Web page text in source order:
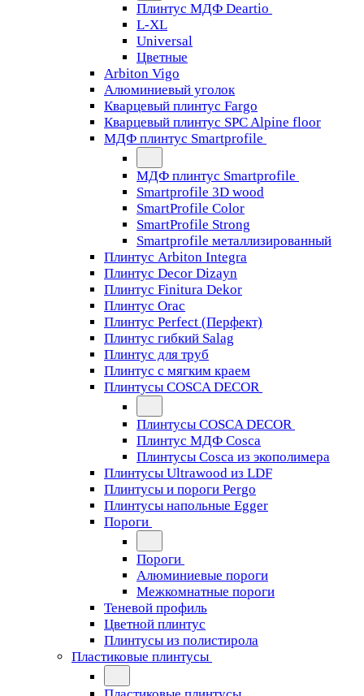
Плинтус МДФ Deartio
L-XL
Universal
Цветные
Arbiton Vigo
Алюминиевый уголок
Кварцевый плинтус Fargo
Кварцевый плинтус SPC Alpine floor
МДФ плинтус Smartprofile
МДФ плинтус Smartprofile
Smartprofile 3D wood
SmartProfile Color
SmartProfile Strong
Smartprofile металлизированный
Плинтус Arbiton Integra
Плинтус Decor Dizayn
Плинтус Finitura Dekor
Плинтус Orac
Плинтус Perfect (Перфект)
Плинтус гибкий Salag
Плинтус для труб
Плинтус с мягким краем
Плинтусы COSCA DECOR
Плинтусы COSCA DECOR
Плинтус МДФ Cosca
Плинтусы Cosca из экополимера
Плинтусы Ultrawood из LDF
Плинтусы и пороги Pergo
Плинтусы напольные Egger
Пороги
Пороги
Алюминиевые пороги
Межкомнатные пороги
Теневой профиль
Цветной плинтус
Плинтусы из полистирола
Пластиковые плинтусы